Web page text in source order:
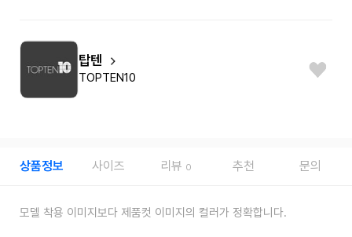
탑텐
TOPTEN10
상품정보 사이즈 리뷰 0 추천 문의
모델 착용 이미지보다 제품컷 이미지의 컬러가 정확합니다.